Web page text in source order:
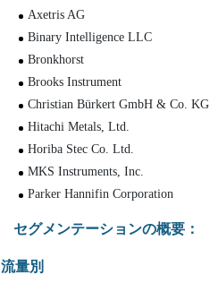
Axetris AG
Binary Intelligence LLC
Bronkhorst
Brooks Instrument
Christian Bürkert GmbH & Co. KG
Hitachi Metals, Ltd.
Horiba Stec Co. Ltd.
MKS Instruments, Inc.
Parker Hannifin Corporation
セグメンテーションの概要：
流量別